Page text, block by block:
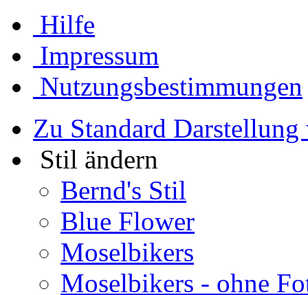
Hilfe
Impressum
Nutzungsbestimmungen
Zu Standard Darstellung
Stil ändern
Bernd's Stil
Blue Flower
Moselbikers
Moselbikers - ohne